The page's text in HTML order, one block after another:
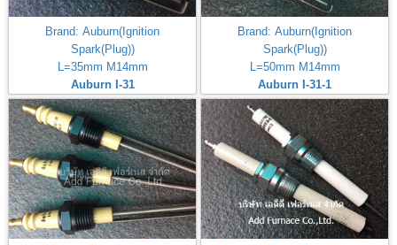
Brand: Auburn(Ignition
Spark(Plug))
L=35mm M14mm
Auburn I-31
Brand: Auburn(Ignition
Spark(Plug))
L=50mm M14mm
Auburn I-31-1